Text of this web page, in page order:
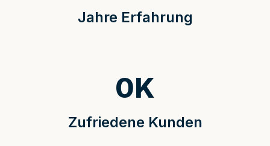
Jahre Erfahrung
Zufriedene Kunden
0K